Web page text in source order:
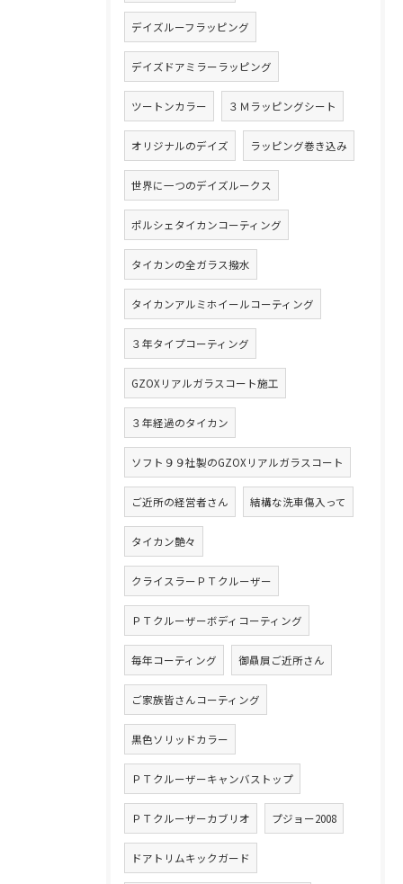
デイズルーフラッピング
デイズドアミラーラッピング
ツートンカラー ３Ｍラッピングシート
オリジナルのデイズ ラッピング巻き込み
世界に一つのデイズルークス
ポルシェタイカンコーティング
タイカンの全ガラス撥水
タイカンアルミホイールコーティング
３年タイプコーティング
GZOXリアルガラスコート施工
３年経過のタイカン
ソフト９９社製のGZOXリアルガラスコート
ご近所の経営者さん 結構な洗車傷入って
タイカン艶々
クライスラーＰＴクルーザー
ＰＴクルーザーボディコーティング
毎年コーティング 御贔屓ご近所さん
ご家族皆さんコーティング
黒色ソリッドカラー
ＰＴクルーザーキャンバストップ
ＰＴクルーザーカブリオ プジョー2008
ドアトリムキックガード